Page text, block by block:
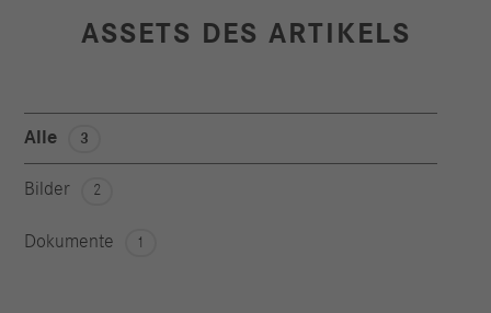
ASSETS DES ARTIKELS
Alle 3
Bilder 2
Dokumente 1